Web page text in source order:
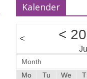
Kalender
< <
Month
Mo
Tu We